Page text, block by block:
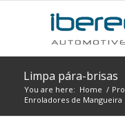
Limpa pára-brisas
You are here: Home /
Enroladores de Mangueira